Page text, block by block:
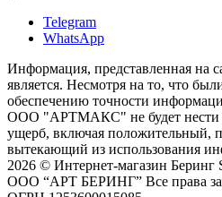
Telegram
WhatsApp
Информация, представленная на
является. Несмотря на то, что
обеспечению точности
ООО "АРТМАКС" не будет нести
ущерб, включая положительный,
вытекающий из использования
2026 © Интернет-магазин Беринг
ООО “АРТ БЕРИНГ” Все права